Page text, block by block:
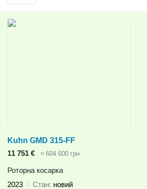
Kuhn GMD 315-FF
11 751 €
≈ 604 600 грн
Роторна косарка
2023
Стан новий